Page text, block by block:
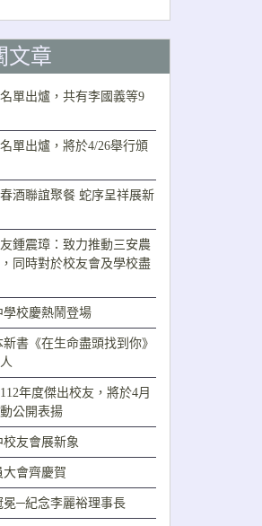
文章
單出爐，共有李國義等9
單出爐，將於4/26舉行頒
酒聯誼聚餐 蛇序呈祥展新
鍾震璋：致力推動三安農
同時對於校友會及學校盡
學校慶熱鬧登場
書《在生命盡頭找到你》
年度傑出校友，將於4月
公開表揚
友會展新象
會齊慶賀
─紀念李麗裕理事長